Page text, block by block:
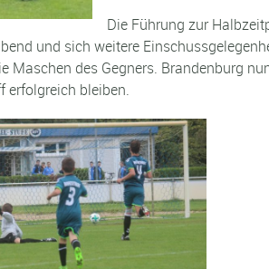
Die Führung zur
und sich weitere
Maschen des Gegners. Brandenburg
erfolgreich bleiben.